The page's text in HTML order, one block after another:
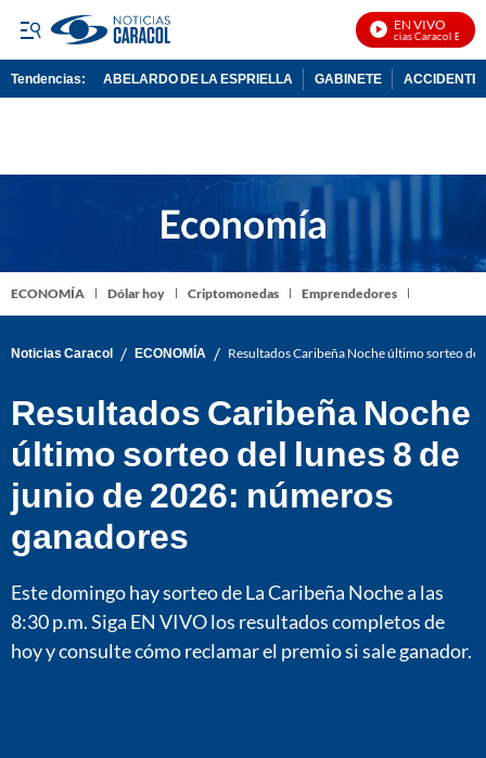
EN VIVO
Noticias Caracol En Vivo
Tendencias: ABELARDO DE LA ESPRIELLA GABINETE ACCIDENTE
ECONOMÍA Dólar hoy Criptomonedas Emprendedores
Noticias Caracol / ECONOMÍA / Resultados Caribeña Noche último sorteo
Resultados Caribeña Noche
último sorteo del lunes 8 de
junio de 2026: números
ganadores
Este domingo hay sorteo de La Caribeña Noche a las
8:30 p.m. Siga EN VIVO los resultados completos de
hoy y consulte cómo reclamar el premio si sale ganador.